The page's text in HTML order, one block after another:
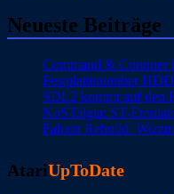
Neueste Beiträge
Command & Conquer
Festplattentreiber
SDL2 kommt auf den
NoSTalgia: ST-
Falcon Rebuild:
AtariUpToDate